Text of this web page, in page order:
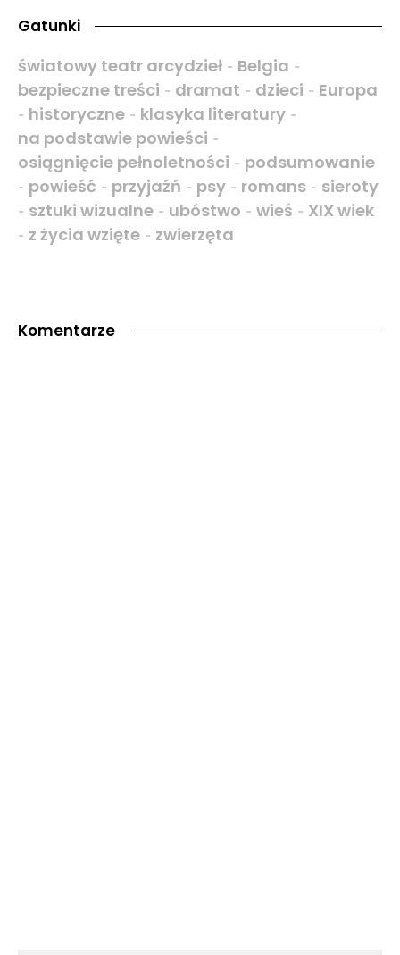
Gatunki
światowy teatr arcydzieł - Belgia -
bezpieczne treści - dramat - dzieci - Europa
- historyczne - klasyka literatury -
na podstawie powieści -
osiągnięcie pełnoletności - podsumowanie
- powieść - przyjaźń - psy - romans - sieroty
- sztuki wizualne - ubóstwo - wieś - XIX wiek
- z życia wzięte - zwierzęta
Komentarze